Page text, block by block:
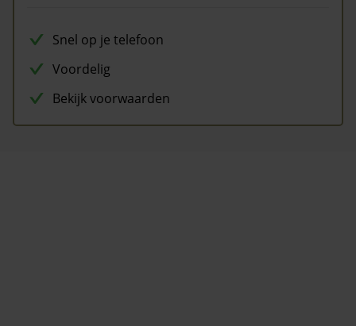
Snel op je telefoon
Voordelig
Bekijk voorwaarden